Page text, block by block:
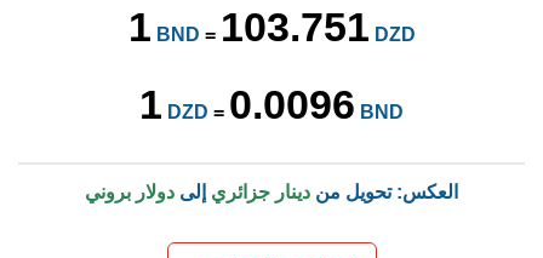
1 BND = 103.751 DZD
1 DZD = 0.0096 BND
العكس: تحويل من دينار جزائري إلى دولار بروني